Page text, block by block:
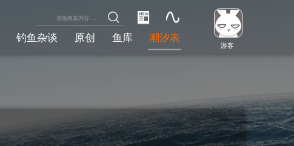
游客
钓鱼杂谈 原创 鱼库 潮汐表